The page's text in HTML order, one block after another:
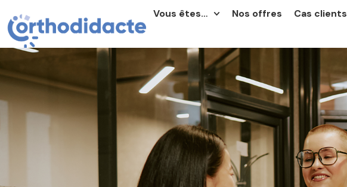
Vous êtes… Nos offres Cas clients